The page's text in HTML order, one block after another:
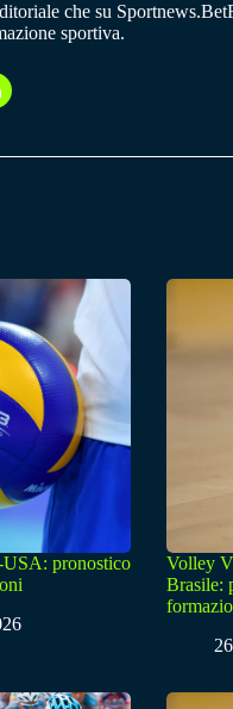
che su
sportiva.
pronostico
Volley
Brasile: